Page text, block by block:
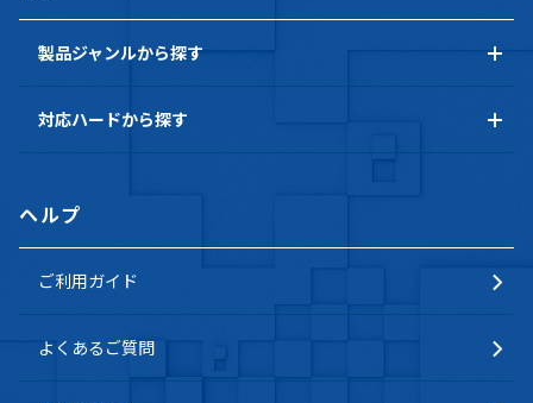
製品ジャンルから探す
対応ハードから探す
ヘルプ
ご利用ガイド
よくあるご質問